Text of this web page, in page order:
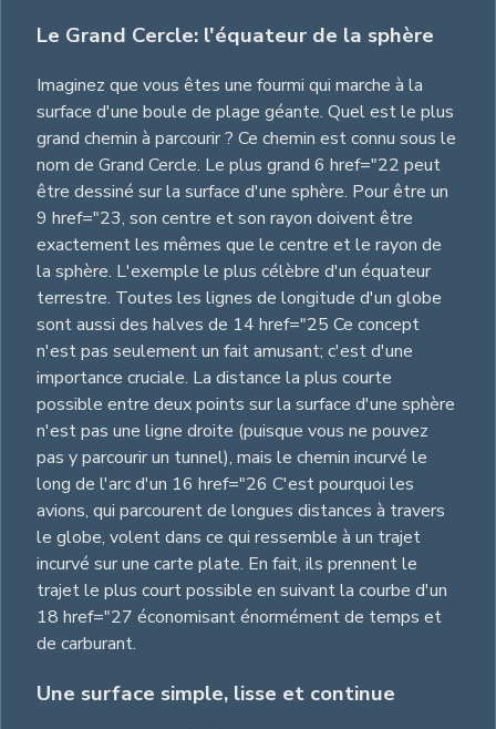
Le Grand Cercle: l'équateur de la sphère
Imaginez que vous êtes une fourmi qui marche à la
surface d'une boule de plage géante. Quel est le plus
grand chemin à parcourir ? Ce chemin est connu sous le
nom de Grand Cercle. Le plus grand 6 href="22 peut
être dessiné sur la surface d'une sphère. Pour être un
9 href="23, son centre et son rayon doivent être
exactement les mêmes que le centre et le rayon de
la sphère. L'exemple le plus célèbre d'un équateur
terrestre. Toutes les lignes de longitude d'un globe
sont aussi des halves de 14 href="25 Ce concept
n'est pas seulement un fait amusant; c'est d'une
importance cruciale. La distance la plus courte
possible entre deux points sur la surface d'une sphère
n'est pas une ligne droite (puisque vous ne pouvez
pas y parcourir un tunnel), mais le chemin incurvé le
long de l'arc d'un 16 href="26 C'est pourquoi les
avions, qui parcourent de longues distances à travers
le globe, volent dans ce qui ressemble à un trajet
incurvé sur une carte plate. En fait, ils prennent le
trajet le plus court possible en suivant la courbe d'un
18 href="27 économisant énormément de temps et
de carburant.
Une surface simple, lisse et continue